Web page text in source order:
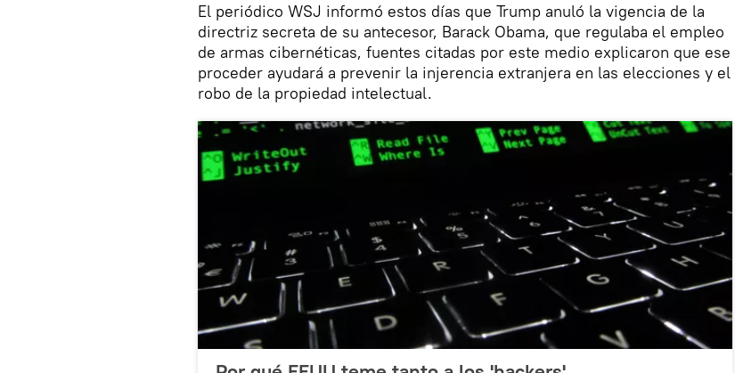
El periódico WSJ informó estos días que Trump anuló la vigencia de la
directriz secreta de su antecesor, Barack Obama, que regulaba el empleo
de armas cibernéticas, fuentes citadas por este medio explicaron que ese
proceder ayudará a prevenir la injerencia extranjera en las elecciones y el
robo de la propiedad intelectual.